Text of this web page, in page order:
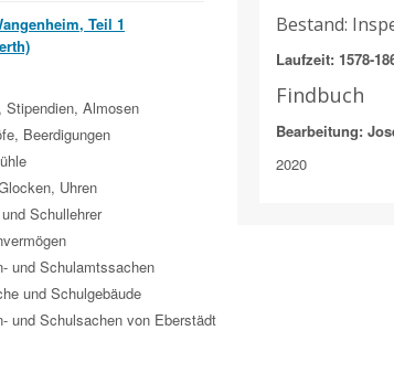
Teil 1
Stipendien, Almosen
Beerdigungen
Uhren
Schullehrer
und Schulamtssachen
und Schulgebäude
und Schulsachen von Eberstädt
Bestand:
Laufzeit: 1578-
Findbuch
Bearbeitung:
2020